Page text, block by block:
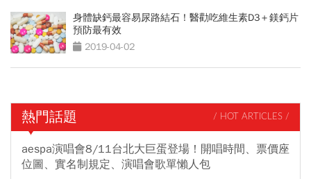
身體缺鈣最容易尿路結石！醫勸吃維生素D3＋鎂鈣片
預防最有效
2019-04-02
熱門話題 / HOT ARTICLES /
aespa演唱會8/11台北大巨蛋登場！開唱時間、票價座
位圖、實名制規定、演唱會歌單懶人包